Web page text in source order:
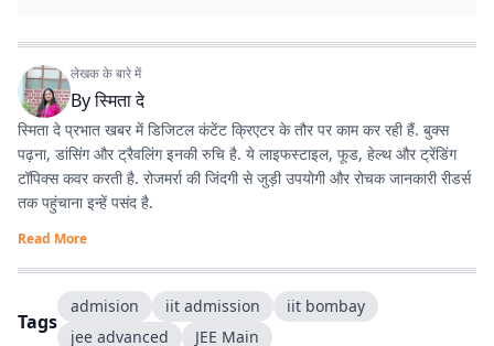
लेखक के बारे में
Byस्मिता दे
स्मिता दे प्रभात खबर में डिजिटल कंटेंट क्रिएटर के तौर पर काम कर रही हैं. बुक्स
पढ़ना, डांसिंग और ट्रैवलिंग इनकी रुचि है. ये लाइफस्टाइल, फूड, हेल्थ और ट्रेंडिंग
टॉपिक्स कवर करती है. रोजमर्रा की जिंदगी से जुड़ी उपयोगी और रोचक जानकारी रीडर्स
तक पहुंचाना इन्हें पसंद है.
Read More
Tags
admision iit admission
iit bombay
jee advanced
JEE Main